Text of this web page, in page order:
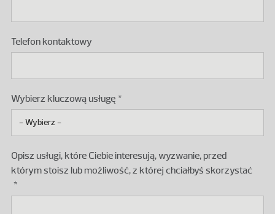
Telefon kontaktowy
Wybierz kluczową usługę
Opisz usługi, które Ciebie interesują, wyzwanie, przed
którym stoisz lub możliwość, z której chciałbyś skorzystać